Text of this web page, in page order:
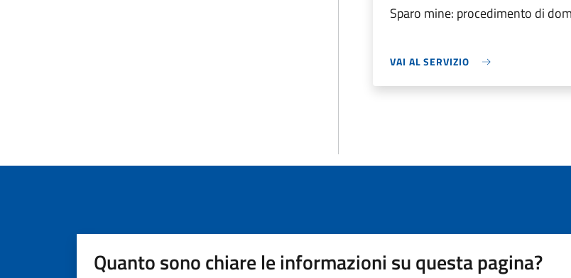
Sparo mine: procedimento di
VAI AL SERVIZIO
Quanto sono chiare le informazioni su questa pagina?